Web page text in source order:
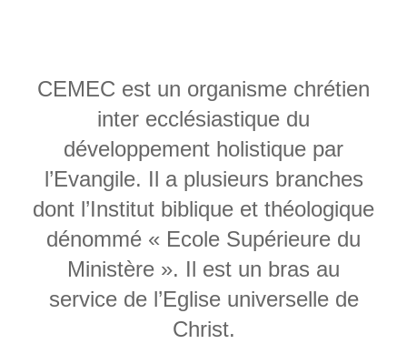
CEMEC est un organisme chrétien
inter ecclésiastique du
développement holistique par
l’Evangile. Il a plusieurs branches
dont l’Institut biblique et théologique
dénommé « Ecole Supérieure du
Ministère ». Il est un bras au
service de l’Eglise universelle de
Christ.